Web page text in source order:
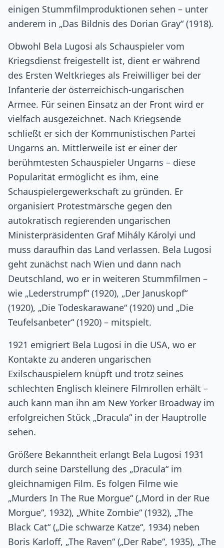
einigen Stummfilmproduktionen sehen – unter
anderem in „Das Bildnis des Dorian Gray“ (1918).
Obwohl Bela Lugosi als Schauspieler vom
Kriegsdienst freigestellt ist, dient er während
des Ersten Weltkrieges als Freiwilliger bei der
Infanterie der österreichisch-ungarischen
Armee. Für seinen Einsatz an der Front wird er
vielfach ausgezeichnet. Nach Kriegsende
schließt er sich der Kommunistischen Partei
Ungarns an. Mittlerweile ist er einer der
berühmtesten Schauspieler Ungarns – diese
Popularität ermöglicht es ihm, eine
Schauspielergewerkschaft zu gründen. Er
organisiert Protestmärsche gegen den
autokratisch regierenden ungarischen
Ministerpräsidenten Graf Mihály Károlyi und
muss daraufhin das Land verlassen. Bela Lugosi
geht zunächst nach Wien und dann nach
Deutschland, wo er in weiteren Stummfilmen –
wie „Lederstrumpf“ (1920), „Der Januskopf“
(1920), „Die Todeskarawane“ (1920) und „Die
Teufelsanbeter“ (1920) – mitspielt.
1921 emigriert Bela Lugosi in die USA, wo er
Kontakte zu anderen ungarischen
Exilschauspielern knüpft und trotz seines
schlechten Englisch kleinere Filmrollen erhält –
auch kann man ihn am New Yorker Broadway im
erfolgreichen Stück „Dracula“ in der Hauptrolle
sehen.
Größere Bekanntheit erlangt Bela Lugosi 1931
durch seine Darstellung des „Dracula“ im
gleichnamigen Film. Es folgen Filme wie
„Murders In The Rue Morgue“ („Mord in der Rue
Morgue“, 1932), „White Zombie“ (1932), „The
Black Cat“ („Die schwarze Katze“, 1934) neben
Boris Karloff, „The Raven“ („Der Rabe“, 1935), „The